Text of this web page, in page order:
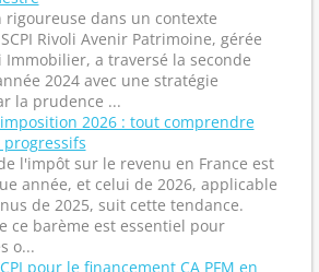
rigoureuse dans un contexte
Rivoli Avenir Patrimoine, gérée
Immobilier, a traversé la seconde
2024 avec une stratégie
la prudence ...
2026 : tout comprendre
l'impôt sur le revenu en France est
année, et celui de 2026, applicable
de 2025, suit cette tendance.
ce barème est essentiel pour
o...
pour le financement CA PFM en